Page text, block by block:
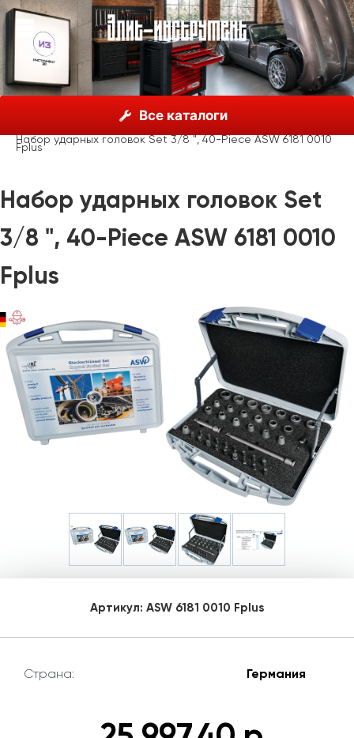
Все каталоги
ASW, Германия
Ударные наборы головок и принадлежностей ASW
Набор ударных головок Set 3/8 ", 40-Piece ASW 6181 0010
Fplus
Набор ударных головок Set
3/8 ", 40-Piece ASW 6181 0010
Fplus
Артикул: ASW 6181 0010 Fplus
Страна: Германия